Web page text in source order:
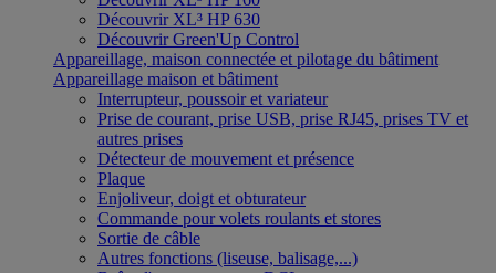
Découvrir XL³ HP 630
Découvrir Green'Up Control
Appareillage, maison connectée et pilotage du bâtiment
Appareillage maison et bâtiment
Interrupteur, poussoir et variateur
Prise de courant, prise USB, prise RJ45, prises TV et
autres prises
Détecteur de mouvement et présence
Plaque
Enjoliveur, doigt et obturateur
Commande pour volets roulants et stores
Sortie de câble
Autres fonctions (liseuse, balisage,...)